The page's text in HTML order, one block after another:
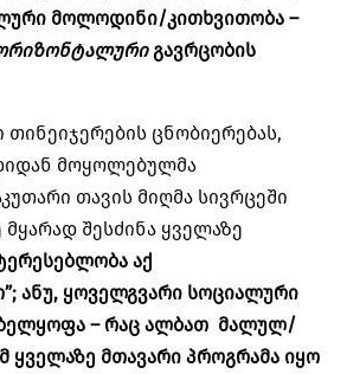
მოლოდინი/კითხვითობა –
გავრცობის
ცნობიერებას,
მოყოლებულმა
თავის მიღმა სივრცეში
მყარად შესძინა ყველაზე
აქ
”; ანუ, ყოველგვარი სოციალური
– რაც ალბათ მალულ/
ყველაზე მთავარი პროგრამა იყო